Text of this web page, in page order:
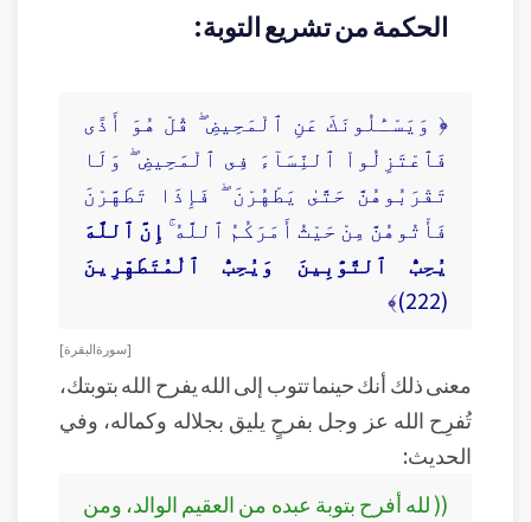
الحكمة من تشريع التوبة:
﴿ وَيَسْـَٔلُونَكَ عَنِ ٱلْمَحِيضِ ۖ قُلْ هُوَ أَذًى
فَٱعْتَزِلُواْ ٱلنِّسَآءَ فِى ٱلْمَحِيضِ ۖ وَلَا
تَقْرَبُوهُنَّ حَتَّىٰ يَطْهُرْنَ ۖ فَإِذَا تَطَهَّرْنَ
فَأْتُوهُنَّ مِنْ حَيْثُ أَمَرَكُمُ ٱللَّهُ ۚ إِنَّ ٱللَّهَ
يُحِبُّ ٱلتَّوَّٰبِينَ وَيُحِبُّ ٱلْمُتَطَهِّرِينَ
(222)﴾
[ سورة البقرة ]
معنى ذلك أنك حينما تتوب إلى الله يفرح الله بتوبتك،
تُفرِح الله عز وجل بفرحٍ يليق بجلاله وكماله، وفي
الحديث:
(( لله أفرح بتوبة عبده من العقيم الوالد، ومن